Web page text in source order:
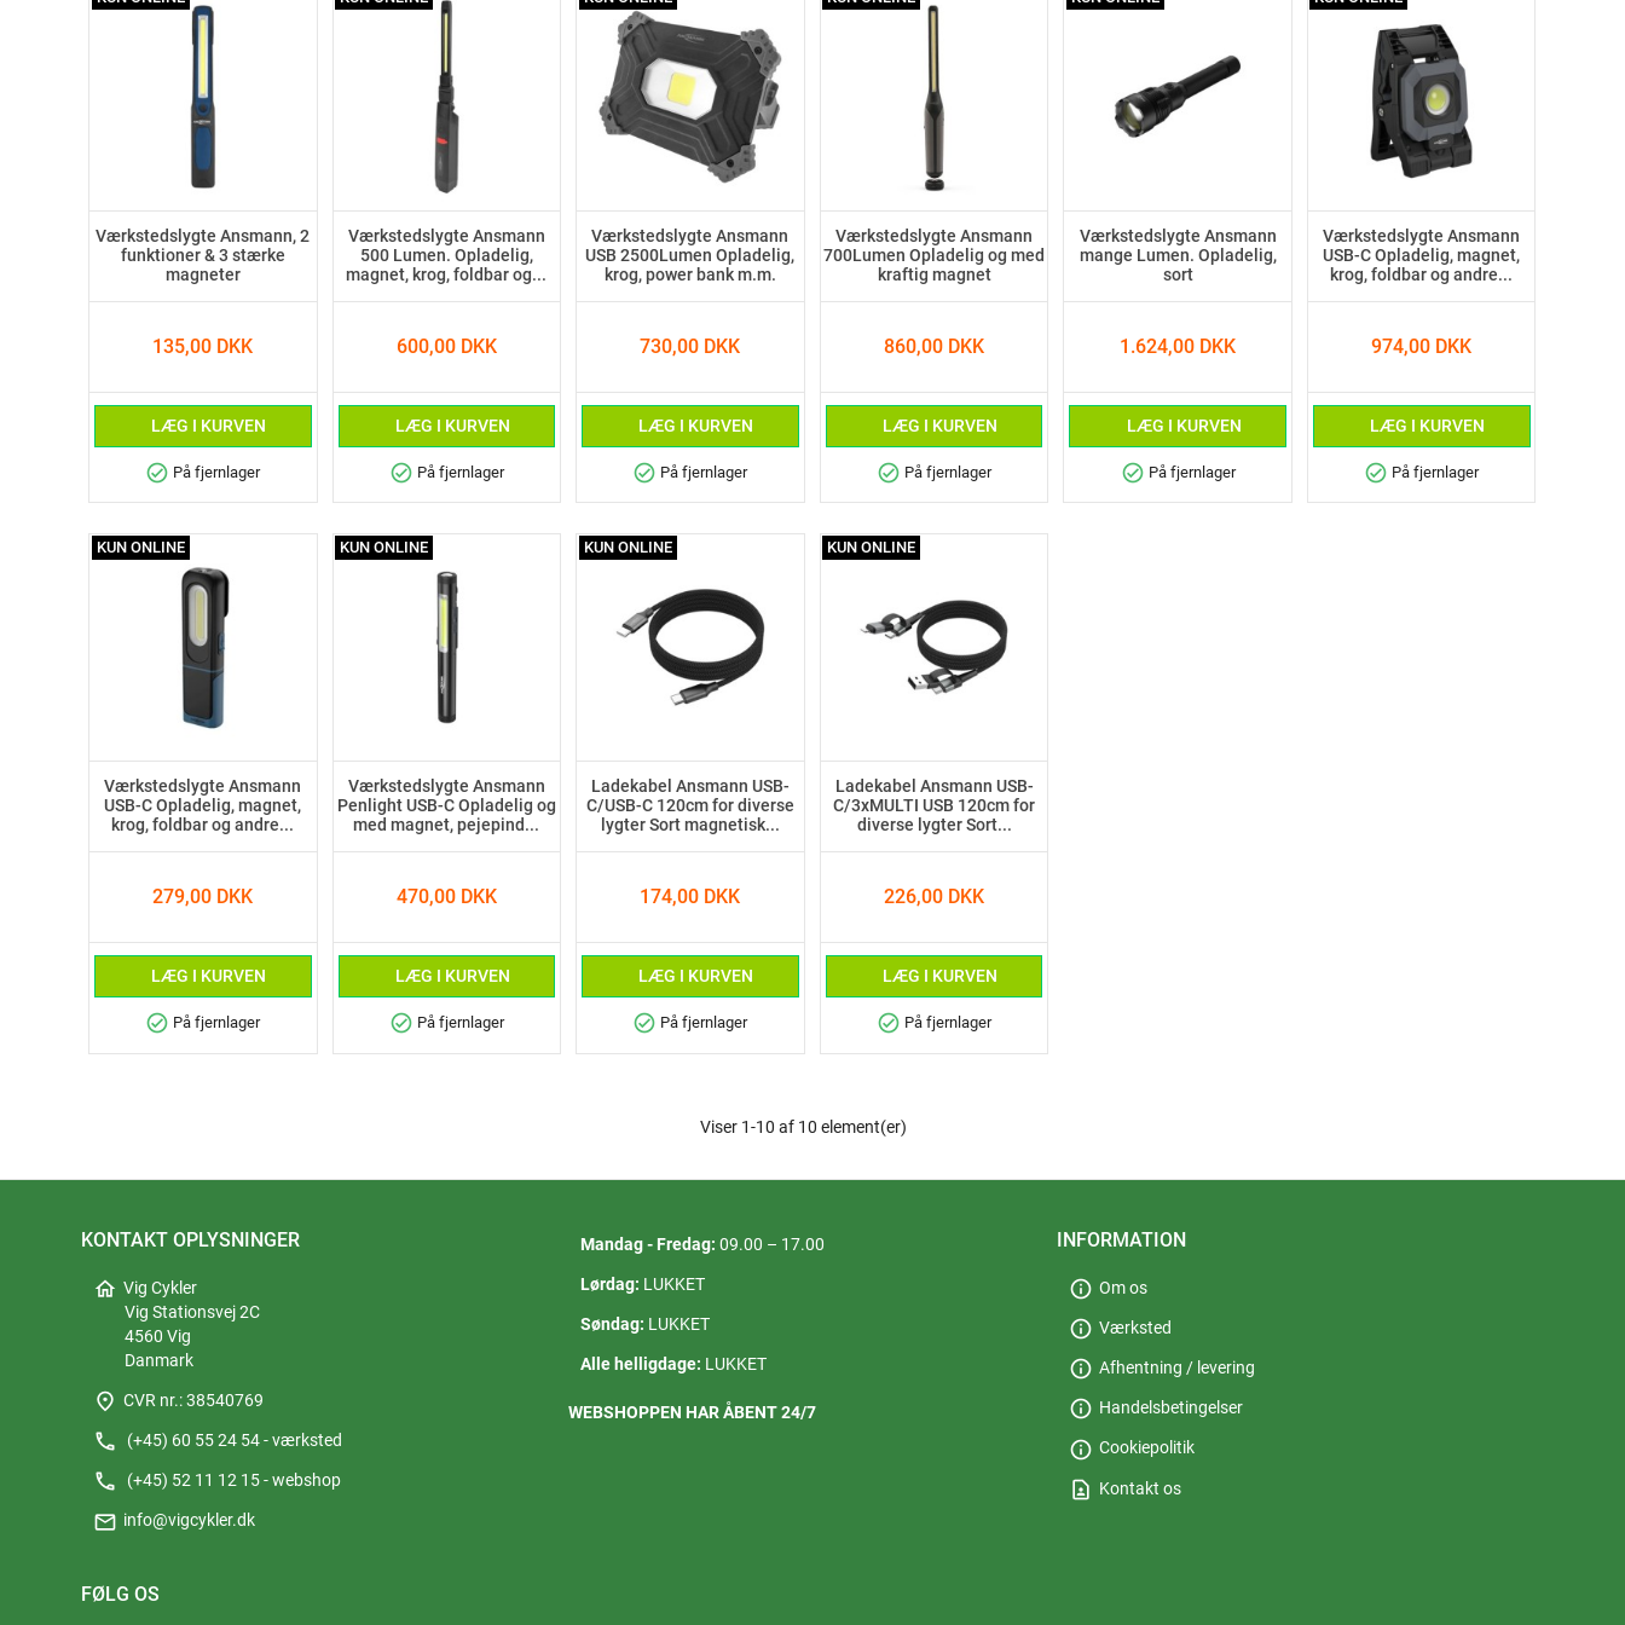
Værkstedslygte Ansmann, 2
funktioner & 3 stærke
magneter
135,00 DKK
LÆG I KURVEN
check_circle På fjernlager
Værkstedslygte Ansmann
500 Lumen. Opladelig,
magnet, krog, foldbar og...
600,00 DKK
LÆG I KURVEN
check_circle På fjernlager
Værkstedslygte Ansmann
USB 2500Lumen Opladelig,
krog, power bank m.m.
730,00 DKK
LÆG I KURVEN
check_circle På fjernlager
Værkstedslygte Ansmann
700Lumen Opladelig og med
kraftig magnet
860,00 DKK
LÆG I KURVEN
check_circle På fjernlager
Værkstedslygte Ansmann
mange Lumen. Opladelig,
sort
1.624,00 DKK
LÆG I KURVEN
check_circle På fjernlager
Værkstedslygte Ansmann
USB-C Opladelig, magnet,
krog, foldbar og andre...
974,00 DKK
LÆG I KURVEN
check_circle På fjernlager
Værkstedslygte Ansmann
USB-C Opladelig, magnet,
krog, foldbar og andre...
279,00 DKK
LÆG I KURVEN
check_circle På fjernlager
KUN ONLINE
Værkstedslygte Ansmann
Penlight USB-C Opladelig og
med magnet, pejepind...
470,00 DKK
LÆG I KURVEN
check_circle På fjernlager
KUN ONLINE
Ladekabel Ansmann USB-
C/USB-C 120cm for diverse
lygter Sort magnetisk...
174,00 DKK
LÆG I KURVEN
check_circle På fjernlager
KUN ONLINE
Ladekabel Ansmann USB-
C/3xMULTI USB 120cm for
diverse lygter Sort...
226,00 DKK
LÆG I KURVEN
check_circle På fjernlager
KUN ONLINE
Viser 1-10 af 10 element(er)
KONTAKT OPLYSNINGER
home Vig Cykler
Vig Stationsvej 2C
4560 Vig
Danmark
place CVR nr.: 38540769
phone (+45) 60 55 24 54 - værksted
phone (+45) 52 11 12 15 - webshop
mail info@vigcykler.dk
FØLG OS
Mandag - Fredag: 09.00 – 17.00
Lørdag: LUKKET
Søndag: LUKKET
Alle helligdage: LUKKET
WEBSHOPPEN HAR ÅBENT 24/7
INFORMATION
info Om os
info Værksted
info Afhentning / levering
info Handelsbetingelser
info Cookiepolitik
contact_page Kontakt os